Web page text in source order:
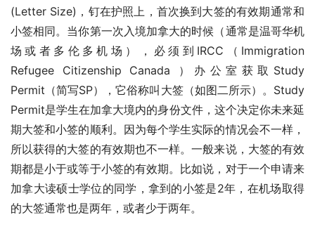
(Letter Size)，钉在护照上，首次换到大签的有效期通常和
小签相同。当你第一次入境加拿大的时候（通常是温哥华机
场或者多伦多机场），必须到IRCC（Immigration
Refugee Citizenship Canada ）办公室获取Study
Permit（简写SP），它俗称叫大签（如图二所示）。Study
Permit是学生在加拿大境内的身份文件，这个决定你未来延
期大签和小签的顺利。因为每个学生实际的情况会不一样，
所以获得的大签的有效期也不一样。一般来说，大签的有效
期都是小于或等于小签的有效期。比如说，对于一个申请来
加拿大读硕士学位的同学，拿到的小签是2年，在机场取得
的大签通常也是两年，或者少于两年。